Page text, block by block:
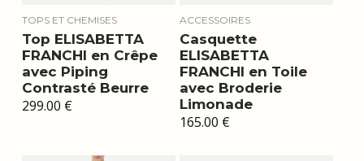
TOPS ET CHEMISES
Top ELISABETTA
FRANCHI en Crêpe
avec Piping
Contrasté Beurre
299.00 €
ACCESSOIRES
Casquette
ELISABETTA
FRANCHI en Toile
avec Broderie
Limonade
165.00 €